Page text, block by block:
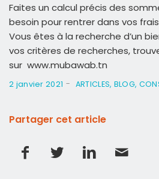
Faites un calcul précis des
besoin pour rentrer dans vos
Vous êtes à la recherche d’un
vos critères de recherches,
sur www.mubawab.tn
2 janvier 2021 - ARTICLES, BLOG,
Partager cet article